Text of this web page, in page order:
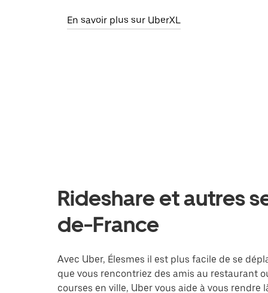
En savoir plus sur UberXL
Rideshare et autres
de-France
Avec Uber, Élesmes il est plus facile de se
que vous rencontriez des amis au restaurant
courses en ville, Uber vous aide à vous rendre